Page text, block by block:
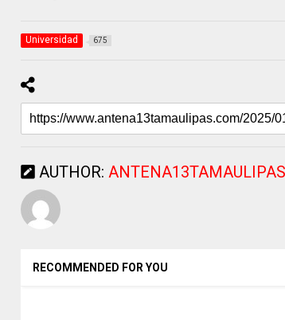
Universidad 675
AUTHOR:ANTENA13TAMAULIPAS
RECOMMENDED FOR YOU